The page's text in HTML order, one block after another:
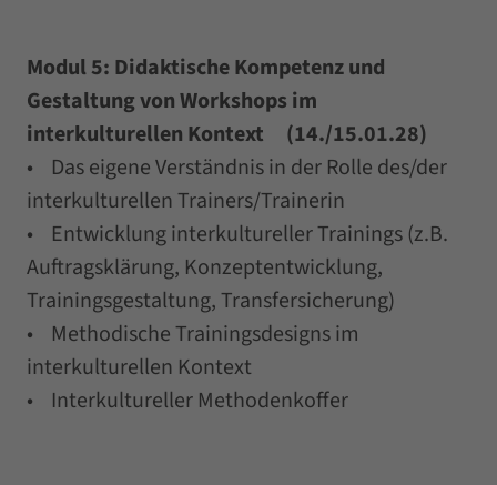
Modul 5: Didaktische Kompetenz und
Gestaltung von Workshops im
interkulturellen Kontext (14./15.01.28)
• Das eigene Verständnis in der Rolle des/der
interkulturellen Trainers/Trainerin
• Entwicklung interkultureller Trainings (z.B.
Auftragsklärung, Konzeptentwicklung,
Trainingsgestaltung, Transfersicherung)
• Methodische Trainingsdesigns im
interkulturellen Kontext
• Interkultureller Methodenkoffer